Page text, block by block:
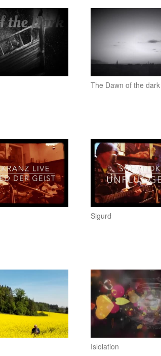
The Dawn of the dark
Sigurd
Islolation